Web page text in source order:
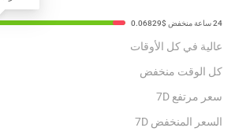
عالية في كل الأوقات
كل الوقت منخفض
سعر مرتفع 7D
السعر المنخفض 7D